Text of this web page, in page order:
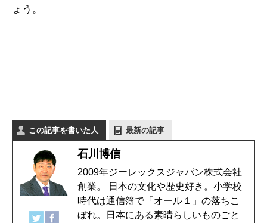
ょう。
この記事を書いた人 最新の記事
石川博信
2009年ジーレックスジャパン株式会社
創業。 日本の文化や歴史好き。小学校
時代は通信簿で「オール１」の落ちこ
ぼれ。日本にある素晴らしいものごと